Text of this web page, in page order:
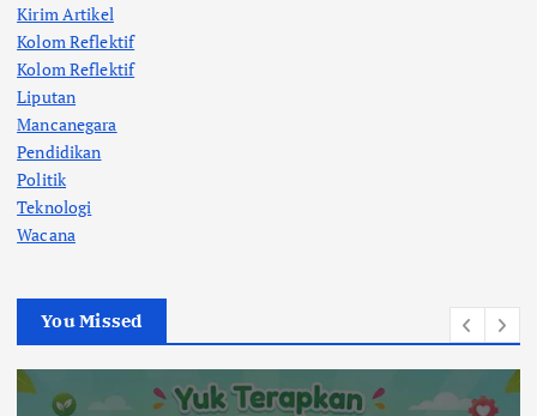
Kirim Artikel
Kolom Reflektif
Kolom Reflektif
Liputan
Mancanegara
Pendidikan
Politik
Teknologi
Wacana
You Missed